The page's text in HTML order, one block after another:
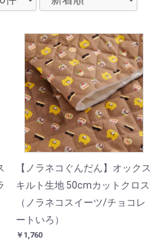
【ノラネコぐんだん】オックス
キルト生地 50cmカットクロス
（ノラネコスイーツ/チョコレ
ートいろ）
￥1,760